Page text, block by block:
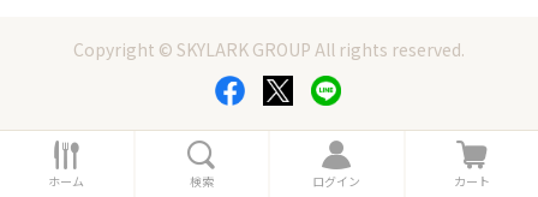
Copyright © SKYLARK GROUP All rights reserved.
ホ
ー
ホーム 索
検索
ロ
グ
ログイン
カ
ー
カート